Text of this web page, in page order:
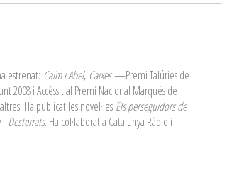
estrenat: Caïm i Abel, Caixes—Premi Talúries de
2008 i Accèssit al Premi Nacional Marqués de
Ha publicat les novel·les Els perseguidors de
i Desterrats. Ha col·laborat a Catalunya Ràdio i